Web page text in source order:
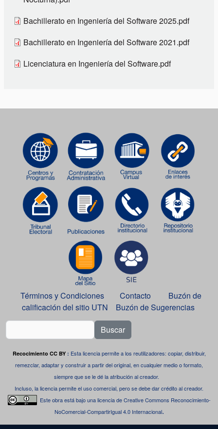
Bachillerato en Ingeniería del Software 2025.pdf
Bachillerato en Ingeniería del Software 2021.pdf
Licenciatura en Ingeniería del Software.pdf
Términos y Condiciones Contacto
Buzón de
calificación del sitio UTN
Buzón de Sugerencias
Buscar
Recocimiento CC BY : Esta licencia permite a los reutilizadores: copiar, distribuir,
remezclar, adaptar y construir a partir del original, en cualquier medio o formato,
siempre que se le dé la atribución al creador.
Incluso, la licencia permite el uso comercial, pero se debe dar crédito al creador.
Este obra está bajo unalicencia de Creative Commons Reconocimiento-
NoComercial-CompartirIgual 4.0 Internacional.